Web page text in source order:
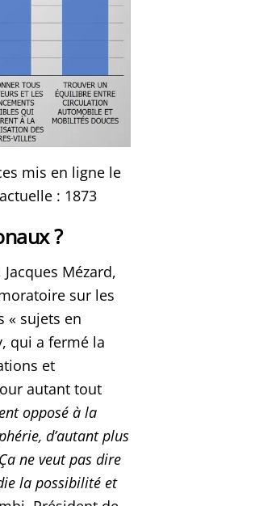
mis en ligne le
: 1873
?
Mézard,
sur les
« sujets en
qui a fermé la
et
autant tout
opposé à la
d’autant plus
ne veut pas dire
la possibilité et